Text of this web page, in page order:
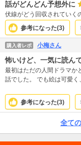
話がどんどん予想外に
伏線がどう回収されていく
参考になった(3)
購入者レポ 小梅さん
怖いけど、一気に読ん
最初はただの人間ドラマか
話でした。 でも絵は可愛
ても読みやすく、何より話の
明できないので、是非読ん
参考になった(3)
全て